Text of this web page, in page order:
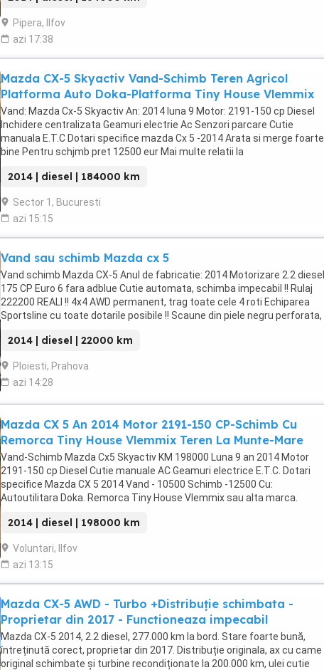
Pipera, Ilfov
azi 17:38
Mazda CX-5 Skyactiv Vand-Schimb Teren Agricol
Platforma Auto Doka-Platforma Tiny House Vlemmix
Vand: Mazda Cx-5 Skyactiv An: 2014 luna 9 Motor: 2191-150 cp Diesel
Inchidere centralizata Geamuri electrie Ac Senzori parcare Cutie
manuala E.T.C Dotari specifice mazda Cx 5 -2014 Arata si merge foarte
bine Pentru schjmb pret 12500 eur Mai multe relatii la
2014 | diesel | 184000 km
Sector 1, Bucuresti
azi 15:15
Vand sau schimb Mazda cx 5
Vand schimb Mazda CX-5 Anul de fabricatie: 2014 Motorizare 2.2 diesel
175 CP Euro 6 fara adblue Cutie automata, schimba impecabil !! Rulaj
222200 REALI !! 4x4 AWD permanent, trag toate cele 4 roti Echiparea
Sportsline cu toate dotarile posibile !! Scaune din piele negru perforata,
2014 | diesel | 22000 km
Ploiesti, Prahova
azi 14:28
Mazda CX 5 An 2014 Motor 2191-150 CP-Schimb Cu
Remorca Tiny House Vlemmix Teren La Munte-Mare
Vand-Schimb Mazda Cx5 Skyactiv KM 198000 Luna 9 an 2014 Motor
2191-150 cp Diesel Cutie manuale AC Geamuri electrice E.T.C. Dotari
specifice Mazda CX 5 2014 Vand - 10500 Schimb -12500 Cu:
Autoutilitara Doka. Remorca Tiny House Vlemmix sau alta marca.
2014 | diesel | 198000 km
Voluntari, Ilfov
azi 13:15
Mazda CX-5 AWD - Turbo +Distribuție schimbata -
Proprietar din 2017 - Functioneaza impecabil
Mazda CX-5 2014, 2.2 diesel, 277.000 km la bord. Stare foarte bună,
întreținută corect, proprietar din 2017. Distribuție originala, ax cu came
original schimbate și turbine recondiționate la 200.000 km, ulei cutie